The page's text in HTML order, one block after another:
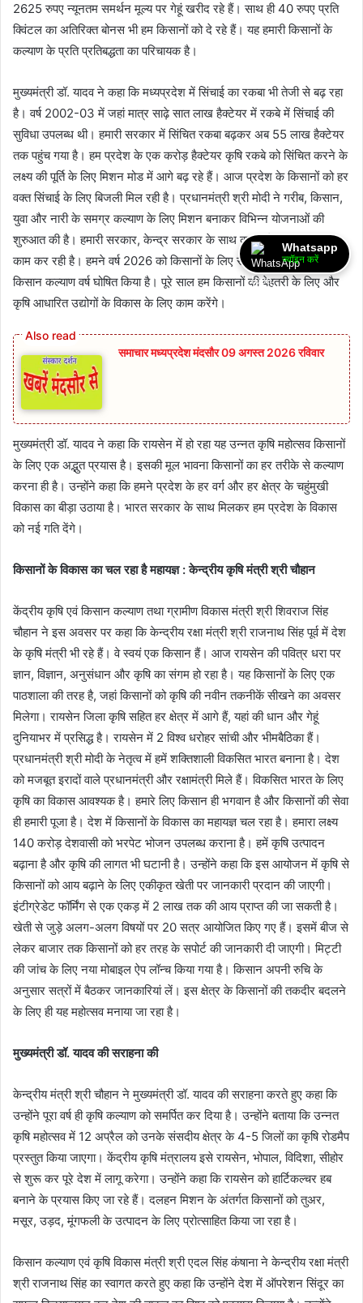
2625 रुपए न्यूनतम समर्थन मूल्य पर गेहूं खरीद रहे हैं। साथ ही 40 रुपए प्रति
क्विंटल का अतिरिक्त बोनस भी हम किसानों को दे रहे हैं। यह हमारी किसानों के
कल्याण के प्रति प्रतिबद्धता का परिचायक है।
मुख्यमंत्री डॉ. यादव ने कहा कि मध्यप्रदेश में सिंचाई का रकबा भी तेजी से बढ़ रहा
है। वर्ष 2002-03 में जहां मात्र साढ़े सात लाख हैक्टेयर में रकबे में सिंचाई की
सुविधा उपलब्ध थी। हमारी सरकार में सिंचित रकबा बढ़कर अब 55 लाख हैक्टेयर
तक पहुंच गया है। हम प्रदेश के एक करोड़ हैक्टेयर कृषि रकबे को सिंचित करने के
लक्ष्य की पूर्ति के लिए मिशन मोड में आगे बढ़ रहे हैं। आज प्रदेश के किसानों को हर
वक्त सिंचाई के लिए बिजली मिल रही है। प्रधानमंत्री श्री मोदी ने गरीब, किसान,
युवा और नारी के समग्र कल्याण के लिए मिशन बनाकर विभिन्न योजनाओं की
शुरुआत की है। हमारी सरकार, केन्द्र सरकार के साथ कदम से कदम मिलाकर
काम कर रही है। हमने वर्ष 2026 को किसानों के लिए समर्पित कर इस पूरे वर्ष को
किसान कल्याण वर्ष घोषित किया है। पूरे साल हम किसानों की बेहतरी के लिए और
कृषि आधारित उद्योगों के विकास के लिए काम करेंगे।
समाचार मध्यप्रदेश मंदसौर 09 अगस्त 2026 रविवार
मुख्यमंत्री डॉ. यादव ने कहा कि रायसेन में हो रहा यह उन्नत कृषि महोत्सव किसानों
के लिए एक अद्भुत प्रयास है। इसकी मूल भावना किसानों का हर तरीके से कल्याण
करना ही है। उन्होंने कहा कि हमने प्रदेश के हर वर्ग और हर क्षेत्र के चहुंमुखी
विकास का बीड़ा उठाया है। भारत सरकार के साथ मिलकर हम प्रदेश के विकास
को नई गति देंगे।
किसानों के विकास का चल रहा है महायज्ञ : केन्द्रीय कृषि मंत्री श्री चौहान
केंद्रीय कृषि एवं किसान कल्याण तथा ग्रामीण विकास मंत्री श्री शिवराज सिंह
चौहान ने इस अवसर पर कहा कि केन्द्रीय रक्षा मंत्री श्री राजनाथ सिंह पूर्व में देश
के कृषि मंत्री भी रहे हैं। वे स्वयं एक किसान हैं। आज रायसेन की पवित्र धरा पर
ज्ञान, विज्ञान, अनुसंधान और कृषि का संगम हो रहा है। यह किसानों के लिए एक
पाठशाला की तरह है, जहां किसानों को कृषि की नवीन तकनीकें सीखने का अवसर
मिलेगा। रायसेन जिला कृषि सहित हर क्षेत्र में आगे हैं, यहां की धान और गेहूं
दुनियाभर में प्रसिद्ध है। रायसेन में 2 विश्व धरोहर सांची और भीमबैठिका हैं।
प्रधानमंत्री श्री मोदी के नेतृत्व में हमें शक्तिशाली विकसित भारत बनाना है। देश
को मजबूत इरादों वाले प्रधानमंत्री और रक्षामंत्री मिले हैं। विकसित भारत के लिए
कृषि का विकास आवश्यक है। हमारे लिए किसान ही भगवान है और किसानों की सेवा
ही हमारी पूजा है। देश में किसानों के विकास का महायज्ञ चल रहा है। हमारा लक्ष्य
140 करोड़ देशवासी को भरपेट भोजन उपलब्ध कराना है। हमें कृषि उत्पादन
बढ़ाना है और कृषि की लागत भी घटानी है। उन्होंने कहा कि इस आयोजन में कृषि से
किसानों को आय बढ़ाने के लिए एकीकृत खेती पर जानकारी प्रदान की जाएगी।
इंटीग्रेडेट फॉर्मिंग से एक एकड़ में 2 लाख तक की आय प्राप्त की जा सकती है।
खेती से जुड़े अलग-अलग विषयों पर 20 सत्र आयोजित किए गए हैं। इसमें बीज से
लेकर बाजार तक किसानों को हर तरह के सपोर्ट की जानकारी दी जाएगी। मिट्टी
की जांच के लिए नया मोबाइल ऐप लॉन्च किया गया है। किसान अपनी रुचि के
अनुसार सत्रों में बैठकर जानकारियां लें। इस क्षेत्र के किसानों की तकदीर बदलने
के लिए ही यह महोत्सव मनाया जा रहा है।
मुख्यमंत्री डॉ. यादव की सराहना की
केन्द्रीय मंत्री श्री चौहान ने मुख्यमंत्री डॉ. यादव की सराहना करते हुए कहा कि
उन्होंने पूरा वर्ष ही कृषि कल्याण को समर्पित कर दिया है। उन्होंने बताया कि उन्नत
कृषि महोत्सव में 12 अप्रैल को उनके संसदीय क्षेत्र के 4-5 जिलों का कृषि रोडमैप
प्रस्तुत किया जाएगा। केंद्रीय कृषि मंत्रालय इसे रायसेन, भोपाल, विदिशा, सीहोर
से शुरू कर पूरे देश में लागू करेगा। उन्होंने कहा कि रायसेन को हार्टिकल्चर हब
बनाने के प्रयास किए जा रहे हैं। दलहन मिशन के अंतर्गत किसानों को तुअर,
मसूर, उड़द, मूंगफली के उत्पादन के लिए प्रोत्साहित किया जा रहा है।
किसान कल्याण एवं कृषि विकास मंत्री श्री एदल सिंह कंषाना ने केन्द्रीय रक्षा मंत्री
श्री राजनाथ सिंह का स्वागत करते हुए कहा कि उन्होंने देश में ऑपरेशन सिंदूर का
Whatsapp
ज्वॉइन करें